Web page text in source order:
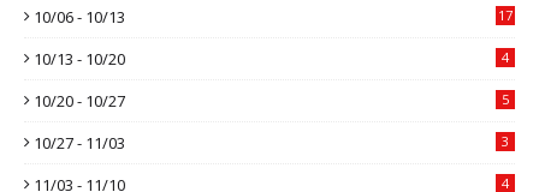
10/06 - 10/13 17
10/13 - 10/20 4
10/20 - 10/27 5
10/27 - 11/03 3
11/03 - 11/10 4